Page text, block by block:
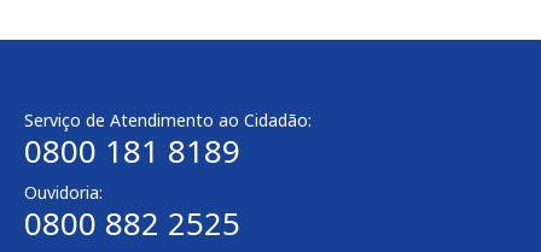
Serviço de Atendimento ao Cidadão:
0800 181 8189
Ouvidoria:
0800 882 2525​